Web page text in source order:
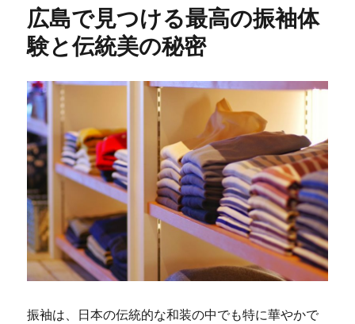
広島で見つける最高の振袖体
験と伝統美の秘密
振袖は、日本の伝統的な和装の中でも特に華やかで